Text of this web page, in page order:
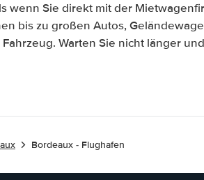
wenn Sie direkt mit der
bis zu großen Autos,
Warten Sie nicht länger
Bordeaux - Flughafen